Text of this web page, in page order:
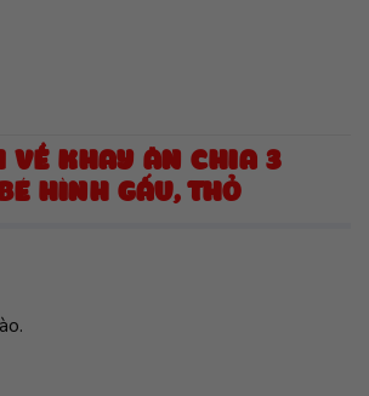
VỀ KHAY ĂN CHIA 3
HÌNH GẤU, THỎ